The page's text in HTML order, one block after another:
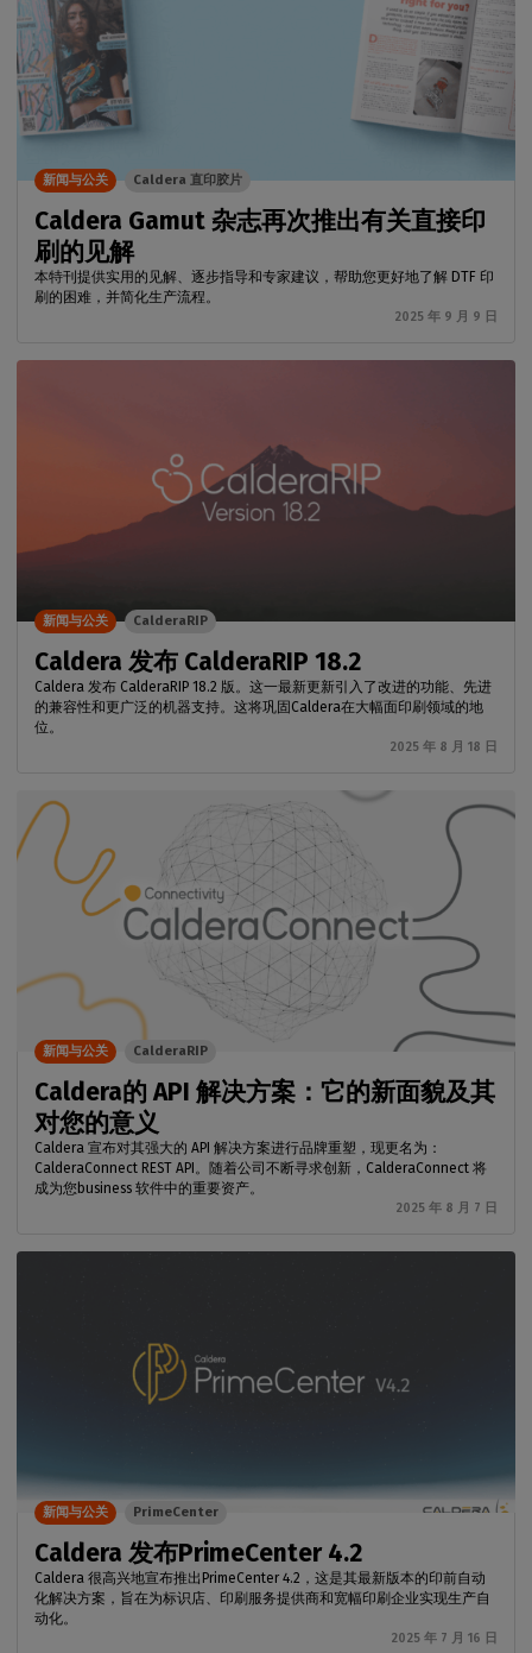
Caldera Gamut 杂志再次推出有关直接印
刷的见解
本特刊提供实用的见解、逐步指导和专家建议，帮助您更好地了解 DTF 印
刷的困难，并简化生产流程。
2025 年 9 月 9 日
新闻与公关 Caldera 直印胶片
Caldera 发布 CalderaRIP 18.2
Caldera 发布 CalderaRIP 18.2 版。这一最新更新引入了改进的功能、先进
的兼容性和更广泛的机器支持。这将巩固Caldera在大幅面印刷领域的地
位。
2025 年 8 月 18 日
新闻与公关 CalderaRIP
Caldera的 API 解决方案：它的新面貌及其
对您的意义
Caldera 宣布对其强大的 API 解决方案进行品牌重塑，现更名为：
CalderaConnect REST API。随着公司不断寻求创新，CalderaConnect 将
成为您business 软件中的重要资产。
2025 年 8 月 7 日
新闻与公关 CalderaRIP
Caldera 发布PrimeCenter 4.2
Caldera 很高兴地宣布推出PrimeCenter 4.2，这是其最新版本的印前自动
化解决方案，旨在为标识店、印刷服务提供商和宽幅印刷企业实现生产自
动化。
2025 年 7 月 16 日
新闻与公关 PrimeCenter